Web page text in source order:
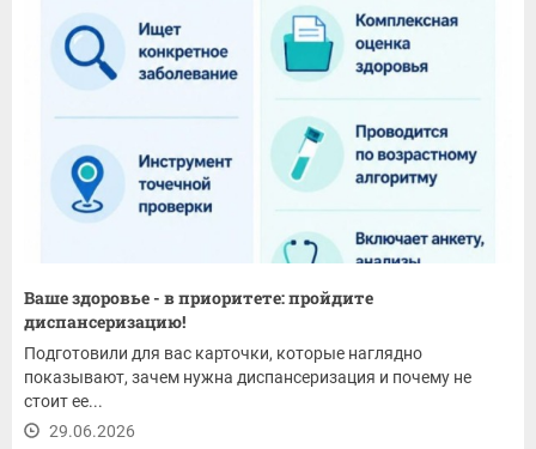
Ваше здоровье - в приоритете: пройдите
диспансеризацию!
Подготовили для вас карточки, которые наглядно
показывают, зачем нужна диспансеризация и почему не
стоит ее...
29.06.2026